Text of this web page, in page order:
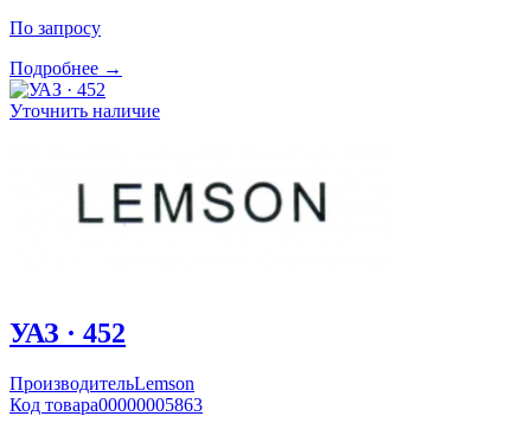
По запросу
Подробнее →
Уточнить наличие
УАЗ · 452
ПроизводительLemson
Код товара00000005863